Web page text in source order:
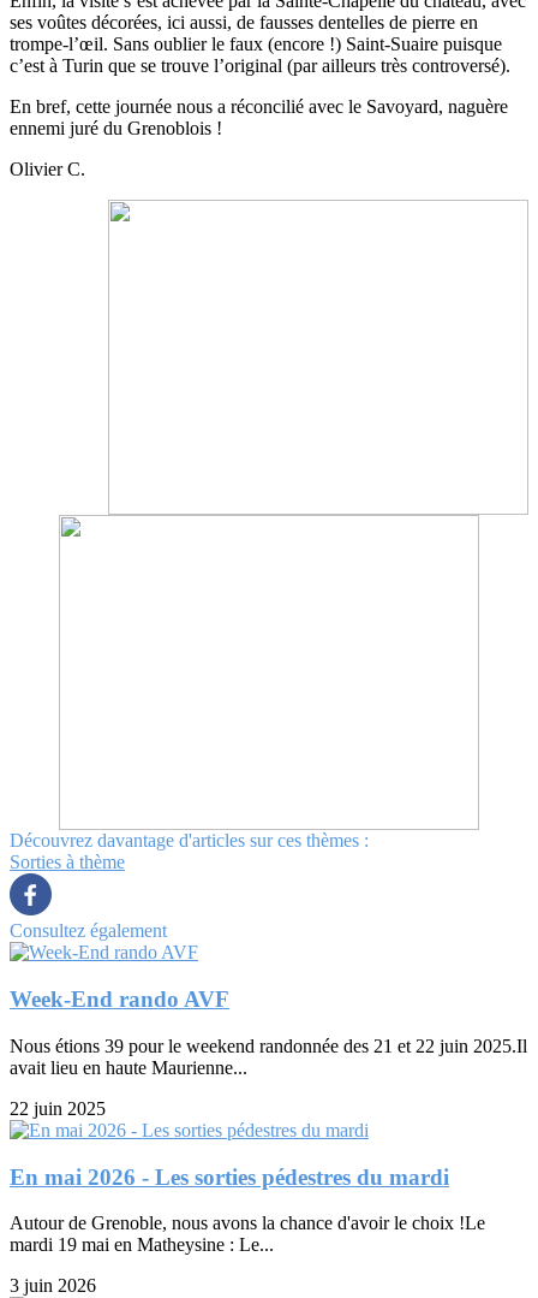
ses voûtes décorées, ici aussi, de fausses dentelles de pierre en
trompe-l’œil. Sans oublier le faux (encore !) Saint-Suaire puisque
c’est à Turin que se trouve l’original (par ailleurs très controversé).
En bref, cette journée nous a réconcilié avec le Savoyard, naguère
ennemi juré du Grenoblois !
Olivier C.
Découvrez davantage d'articles sur ces thèmes :
Sorties à thème
Consultez également
Week-End rando AVF
Nous étions 39 pour le weekend randonnée des 21 et 22 juin 2025.Il
avait lieu en haute Maurienne...
22 juin 2025
En mai 2026 - Les sorties pédestres du mardi
Autour de Grenoble, nous avons la chance d'avoir le choix !Le
mardi 19 mai en Matheysine : Le...
3 juin 2026